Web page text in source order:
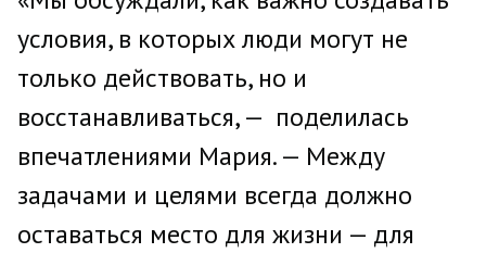
условия, в которых люди могут не
только действовать, но и
восстанавливаться, — поделилась
впечатлениями Мария. — Между
задачами и целями всегда должно
оставаться место для жизни — для